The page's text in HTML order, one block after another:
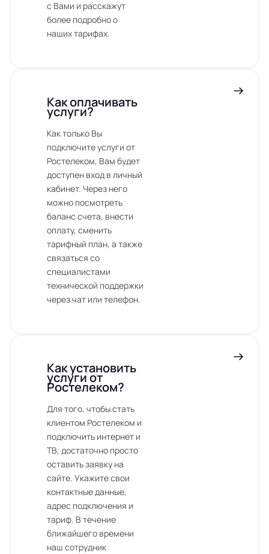
с Вами и расскажут
более подробно о
наших тарифах.
Как оплачивать
услуги?
Как только Вы
подключите услуги от
Ростелеком, Вам будет
доступен вход в личный
кабинет. Через него
можно посмотреть
баланс счета, внести
оплату, сменить
тарифный план, а также
связаться со
специалистами
технической поддержки
через чат или телефон.
Как установить
услуги от
Ростелеком?
Для того, чтобы стать
клиентом Ростелеком и
подключить интернет и
ТВ, достаточно просто
оставить заявку на
сайте. Укажите свои
контактные данные,
адрес подключения и
тариф. В течение
ближайшего времени
наш сотрудник